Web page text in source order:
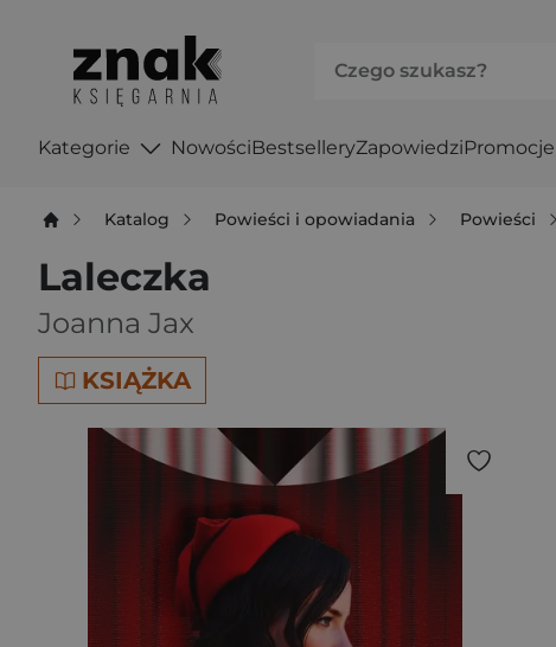
Kategorie NowościBestselleryZapowiedziPromocje
Katalog Powieści i opowiadania Powieści
Laleczka
Joanna Jax
KSIĄŻKA